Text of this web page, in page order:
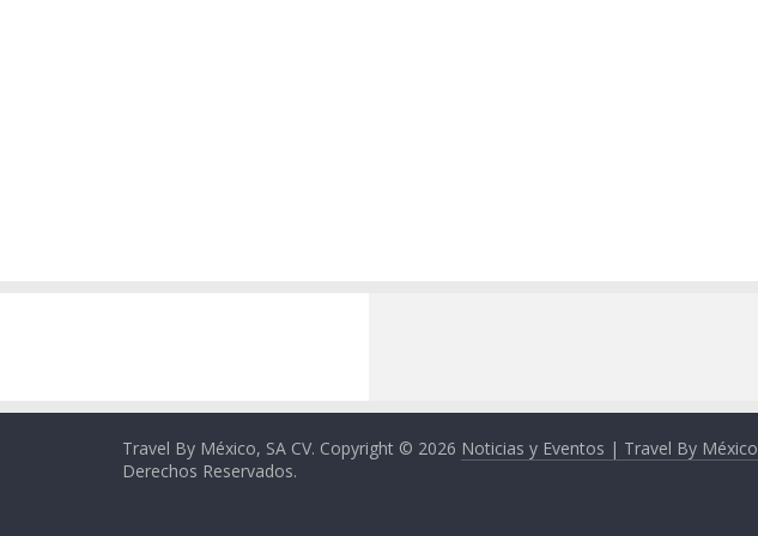
Travel By México, SA CV. Copyright © 2026 Noticias y Eventos | Travel By México
Derechos Reservados.